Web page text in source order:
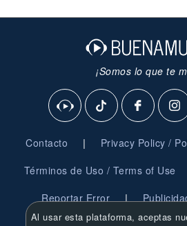
¡Somos lo que te
Contacto | Privacy Policy /
Términos de Uso / Terms of Use
Reportar Error |
Al usar esta plataforma, aceptas